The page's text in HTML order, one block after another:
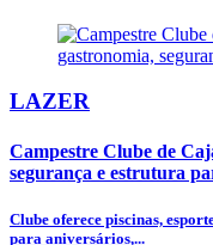
LAZER
Campestre Clube de
segurança e estrutura
Clube oferece piscinas,
para aniversários,...